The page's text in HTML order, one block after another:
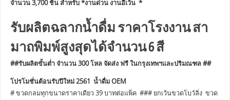
จำนวน 3,700 ชิ้น สำหรับ *งานด่วน งานอีเว้น *
รับผลิตฉลากน้ำดื่ม ราคาโรงงาน สา
มาถพิมพ์สูงสุดได้จำนวน 6 สี
##รับผลิตขั้นต่ำ จำนวน 300 โหล จัดส่ง ฟรี ในกรุงเทพฯและปริมณฑล ##
โปรโมชั่นต้อนรับปีใหม่ 2561 น้ำดื่ม OEM
# ขวดกลมทุกขนาดราคาเดียว 39 บาทต่อแพ็ค ### ยกเว้นขวดโบว์ลิ่ง ขวด